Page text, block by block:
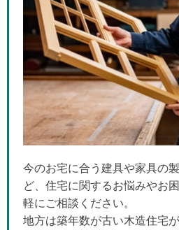
今のお宅に合う建具や家具の
ど、住宅に関するお悩みやお
軽にご相談ください。
地方は築年数が古い木造住宅